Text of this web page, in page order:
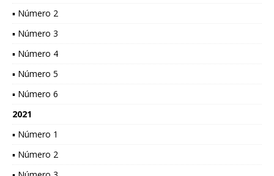
▪ Número 2
▪ Número 3
▪ Número 4
▪ Número 5
▪ Número 6
2021
▪ Número 1
▪ Número 2